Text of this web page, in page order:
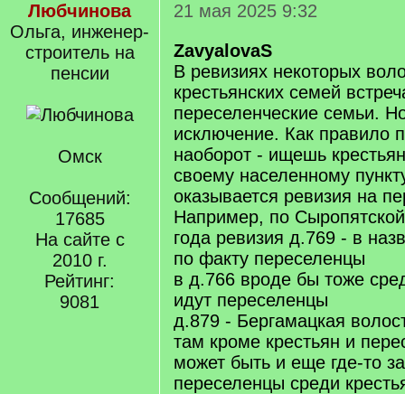
Любчинова
Ольга, инженер-
строитель на
пенсии
Омск
Сообщений:
17685
На сайте с
2010 г.
Рейтинг:
9081
21 мая 2025 9:32
ZavyalovaS
В ревизиях некоторых
крестьянских семей
переселенческие семьи.
исключение. Как правило
наоборот - ищешь
своему населенному
оказывается ревизия на
Например, по
года ревизия д.769 - в
по факту переселенцы
в д.766 вроде бы тоже
идут переселенцы
д.879 - Бергамацкая
там кроме крестьян и
может быть и еще где-то
переселенцы среди